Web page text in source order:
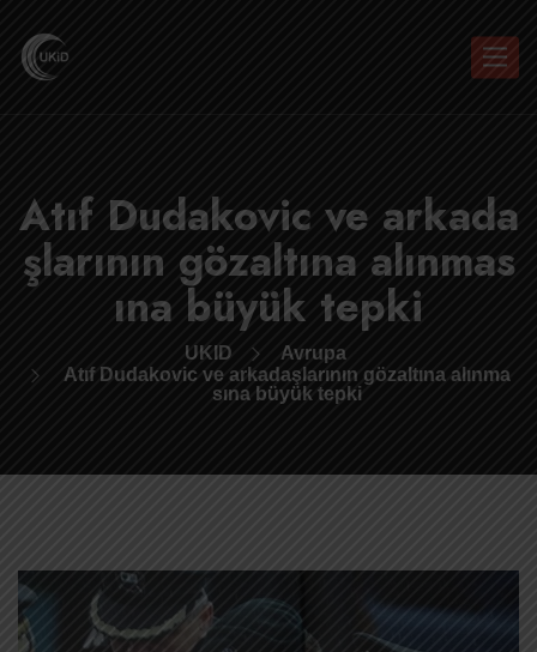
Toggle
Atıf Dudakovic ve arkada
şlarının gözaltına alınmas
ına büyük tepki
UKID
Avrupa
Atıf Dudakovic ve arkadaşlarının gözaltına alınma
sına büyük tepki